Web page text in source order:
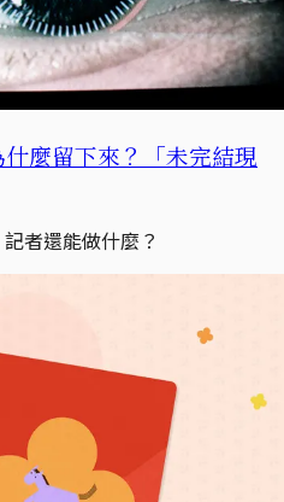
麼留下來？「未完結現
者還能做什麼？